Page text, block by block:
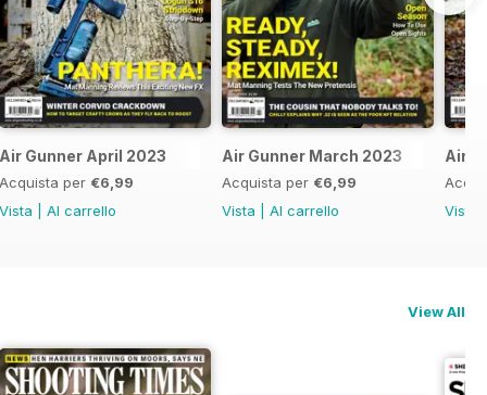
Air Gunner April 2023
Acquista per €6,99
Vista
Al carrello
Air Gunner March 2023
Acquista per €6,99
Vista
Al carrello
Air
Vista
View All